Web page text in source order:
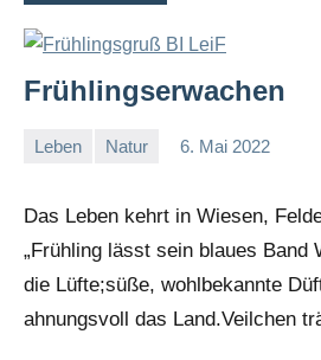
Frühlingserwachen
Leben Natur 6. Mai 2022
Das Leben kehrt in Wiesen,
„Frühling lässt sein blaues Band
die Lüfte;süße, wohlbekannte
ahnungsvoll das Land.Veilchen